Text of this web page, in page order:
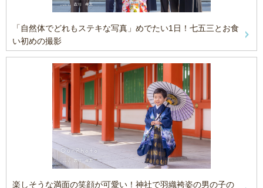
「自然体でどれもステキな写真」めでたい1日！七五三とお食
い初めの撮影
楽しそうな満面の笑顔が可愛い！神社で羽織袴姿の男の子の